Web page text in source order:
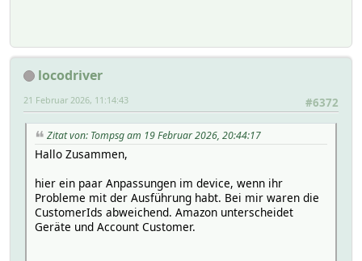
locodriver
#6372
21 Februar 2026, 11:14:43
Zitat von: Tompsg am 19 Februar 2026, 20:44:17
Hallo Zusammen,
hier ein paar Anpassungen im device, wenn ihr
Probleme mit der Ausführung habt. Bei mir waren die
CustomerIds abweichend. Amazon unterscheidet
Geräte und Account Customer.